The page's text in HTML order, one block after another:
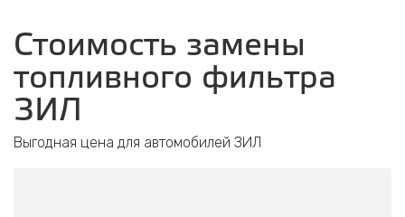
Стоимость замены
топливного фильтра
ЗИЛ
Выгодная цена для автомобилей ЗИЛ